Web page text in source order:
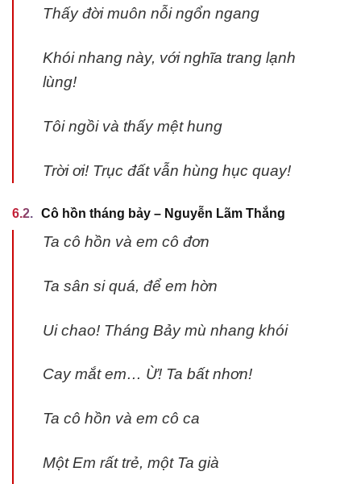
Thấy đời muôn nỗi ngổn ngang
Khói nhang này, với nghĩa trang lạnh
lùng!
Tôi ngồi và thấy mệt hung
Trời ơi! Trục đất vẫn hùng hục quay!
Cô hồn tháng bảy – Nguyễn Lãm Thắng
Ta cô hồn và em cô đơn
Ta sân si quá, để em hờn
Ui chao! Tháng Bảy mù nhang khói
Cay mắt em… Ừ! Ta bất nhơn!
Ta cô hồn và em cô ca
Một Em rất trẻ, một Ta già